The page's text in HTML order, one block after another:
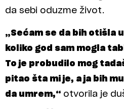
da sebi oduzme život.
„Sećam se da bih otišla
koliko god sam mogla
To je probudilo mog
pitao šta mi je, a ja bih
da umrem,“ otvorila je